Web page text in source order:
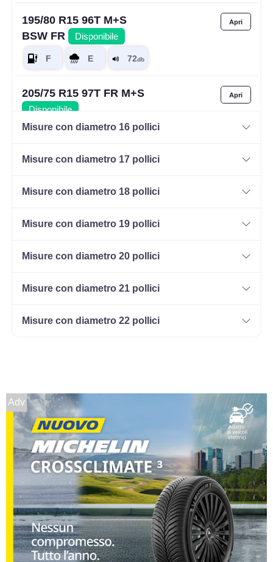
195/80 R15 96T M+S
BSW FR
Disponibile
205/75 R15 97T FR M+S
Disponibile
205/70 R15 106S 8PR C
FR
Disponibile
BSW FR
M+S
Disponibile
235/75 R15 110S 8PR C
FR M+S OWL
Disponibile
255/70 R15 112T M+S
Misure con diametro 16 pollici
Misure con diametro 17 pollici
Misure con diametro 18 pollici
Misure con diametro 19 pollici
Misure con diametro 20 pollici
Misure con diametro 21 pollici
Misure con diametro 22 pollici
Adv